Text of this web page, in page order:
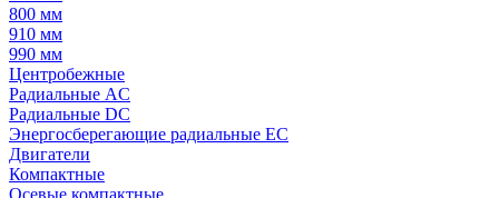
800 мм
910 мм
990 мм
Центробежные
Радиальные AC
Радиальные DC
Энергосберегающие радиальные EC
Двигатели
Компактные
Осевые компактные